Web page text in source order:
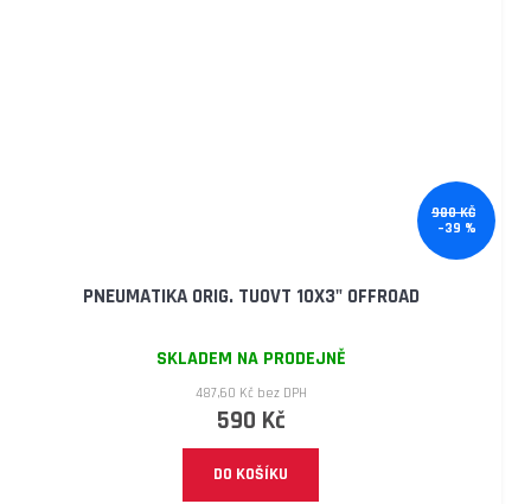
980 KČ
–39 %
PNEUMATIKA ORIG. TUOVT 10X3" OFFROAD
SKLADEM NA PRODEJNĚ
487,60 Kč bez DPH
590 Kč
DO KOŠÍKU